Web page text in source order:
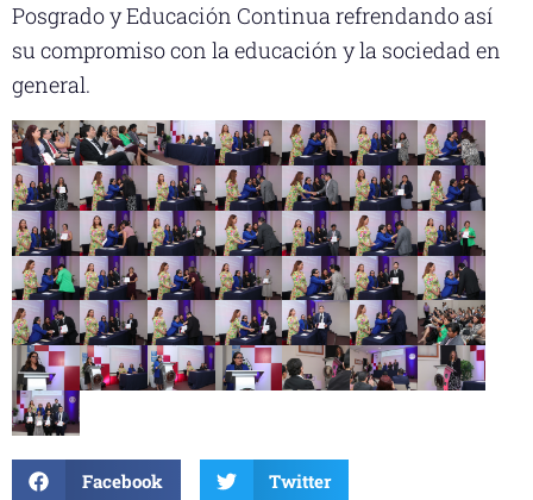
Posgrado y Educación Continua refrendando así
su compromiso con la educación y la sociedad en
general.
Facebook Twitter